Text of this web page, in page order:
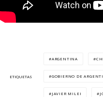
ETIQUETAS
ARGENTINA
GOBIERNO DE
JAVIER MILEI